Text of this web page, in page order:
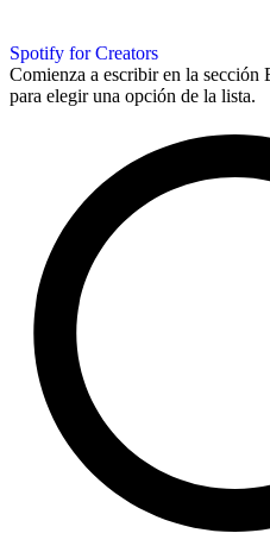
Spotify for Creators
Comienza a escribir en la sección
para elegir una opción de la lista.